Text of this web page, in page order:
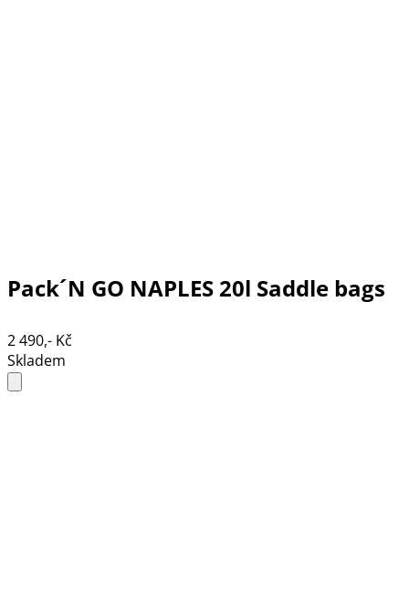
Pack´N GO NAPLES 20l Saddle bags
2 490,- Kč
Skladem